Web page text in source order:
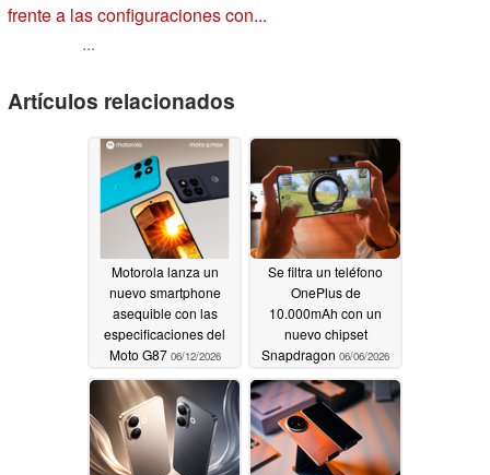
frente a las configuraciones con...
...
Artículos relacionados
Motorola lanza un
nuevo smartphone
asequible con las
especificaciones del
Moto G87 06/12/2026
Se filtra un teléfono
OnePlus de
10.000mAh con un
nuevo chipset
Snapdragon 06/06/2026